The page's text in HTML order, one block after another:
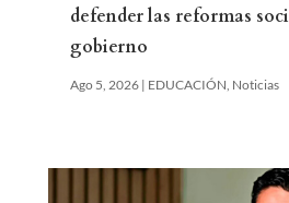
defender las reformas
gobierno
Ago 5, 2026| EDUCACIÓN, Noticias